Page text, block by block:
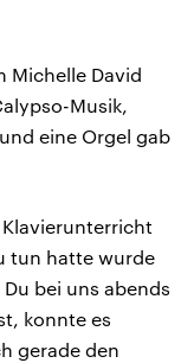
Michelle David
Musik,
eine Orgel gab
Klavierunterricht
tun hatte wurde
bei uns abends
konnte es
gerade den